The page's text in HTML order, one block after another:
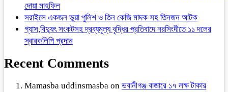
দোয়া মাহফিল
সরাইলে একজন ভুয়া পুলিশ ও তিন কেজি মাদক সহ তিনজন আটক
গ্যাস,বিদ্যুৎ সংকটসহ দ্রব্যমূল্য বৃদ্ধির প্রতিবাদে নরসিংদীতে ১১ দলের
স্বারকলিপি প্রদান
Recent Comments
Mamasba uddinsmasba on ভবানীগঞ্জ বাজারে ১৭ লক্ষ টাকার